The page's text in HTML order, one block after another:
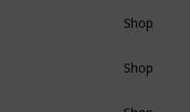
Shop
Shop